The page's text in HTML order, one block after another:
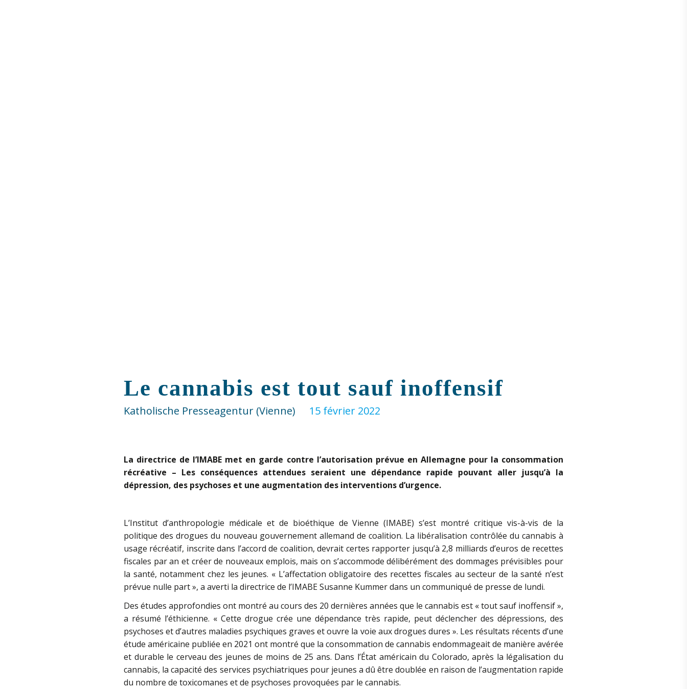
Le cannabis est tout sauf inoffensif
Katholische Presseagentur (Vienne) 15 février 2022
La directrice de l’IMABE met en garde contre l’autorisation prévue en Allemagne pour la consommation
récréative – Les conséquences attendues seraient une dépendance rapide pouvant aller jusqu’à la
dépression, des psychoses et une augmentation des interventions d’urgence.
L’Institut d’anthropologie médicale et de bioéthique de Vienne (IMABE) s’est montré critique vis-à-vis de la
politique des drogues du nouveau gouvernement allemand de coalition. La libéralisation contrôlée du cannabis à
usage récréatif, inscrite dans l’accord de coalition, devrait certes rapporter jusqu’à 2,8 milliards d’euros de recettes
fiscales par an et créer de nouveaux emplois, mais on s’accommode délibérément des dommages prévisibles pour
la santé, notamment chez les jeunes. « L’affectation obligatoire des recettes fiscales au secteur de la santé n’est
prévue nulle part », a averti la directrice de l’IMABE Susanne Kummer dans un communiqué de presse de lundi.
Des études approfondies ont montré au cours des 20 dernières années que le cannabis est « tout sauf inoffensif »,
a résumé l’éthicienne. « Cette drogue crée une dépendance très rapide, peut déclencher des dépressions, des
psychoses et d’autres maladies psychiques graves et ouvre la voie aux drogues dures ». Les résultats récents d’une
étude américaine publiée en 2021 ont montré que la consommation de cannabis endommageait de manière avérée
et durable le cerveau des jeunes de moins de 25 ans. Dans l’État américain du Colorado, après la légalisation du
cannabis, la capacité des services psychiatriques pour jeunes a dû être doublée en raison de l’augmentation rapide
du nombre de toxicomanes et de psychoses provoquées par le cannabis.